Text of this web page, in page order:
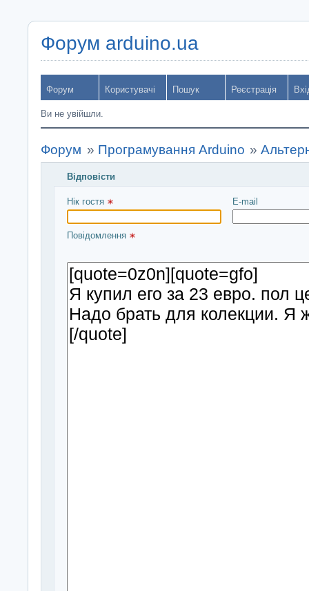
Форум arduino.ua
Форум Користувачі Пошук Реєстрація
Ви не увійшли.
Форум » Програмування Arduino »
Відповісти
Введіть повідомлення і натисніть Надіслати
Нік гостя E-mail
Повідомлення